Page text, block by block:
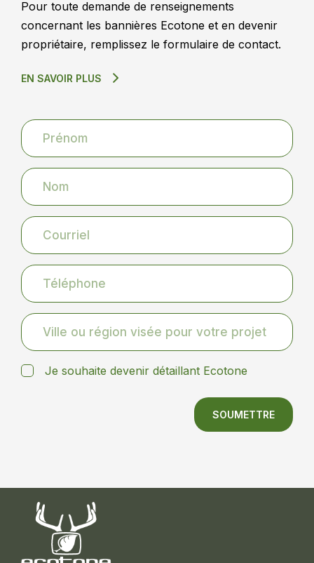
Pour toute demande de renseignements
concernant les bannières Ecotone et en devenir
propriétaire, remplissez le formulaire de contact.
EN SAVOIR PLUS
Je souhaite devenir détaillant Ecotone
SOUMETTRE